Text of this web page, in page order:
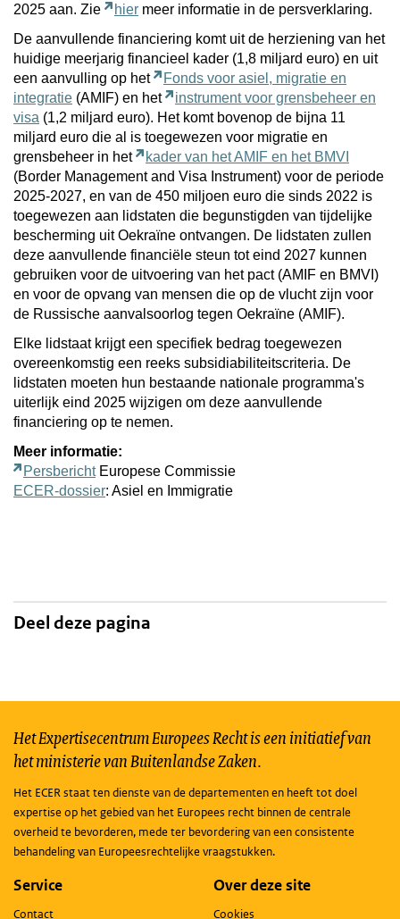
2025 aan. Zie
hier meer informatie in de persverklaring.
De aanvullende financiering komt uit de herziening van het
huidige meerjarig financieel kader (1,8 miljard euro) en uit
een aanvulling op het
Fonds voor asiel, migratie en
integratie (AMIF) en het
instrument voor grensbeheer en
visa (1,2 miljard euro). Het komt bovenop de bijna 11
miljard euro die al is toegewezen voor migratie en
grensbeheer in het
kader van het AMIF en het BMVI
(Border Management and Visa Instrument) voor de periode
2025-2027, en van de 450 miljoen euro die sinds 2022 is
toegewezen aan lidstaten die begunstigden van tijdelijke
bescherming uit Oekraïne ontvangen. De lidstaten zullen
deze aanvullende financiële steun tot eind 2027 kunnen
gebruiken voor de uitvoering van het pact (AMIF en BMVI)
en voor de opvang van mensen die op de vlucht zijn voor
de Russische aanvalsoorlog tegen Oekraïne (AMIF).
Elke lidstaat krijgt een specifiek bedrag toegewezen
overeenkomstig een reeks subsidiabiliteitscriteria. De
lidstaten moeten hun bestaande nationale programma's
uiterlijk eind 2025 wijzigen om deze aanvullende
financiering op te nemen.
Meer informatie:
PersberichtEuropese Commissie
ECER-dossier: Asiel en Immigratie
Deel deze pagina
Het Expertisecentrum Europees Recht is een initiatief van
het ministerie van Buitenlandse Zaken.
Het ECER staat ten dienste van de departementen en heeft tot doel
expertise op het gebied van het Europees recht binnen de centrale
overheid te bevorderen, mede ter bevordering van een consistente
behandeling van Europeesrechtelijke vraagstukken.
Service
Contact
Over deze site
Cookies